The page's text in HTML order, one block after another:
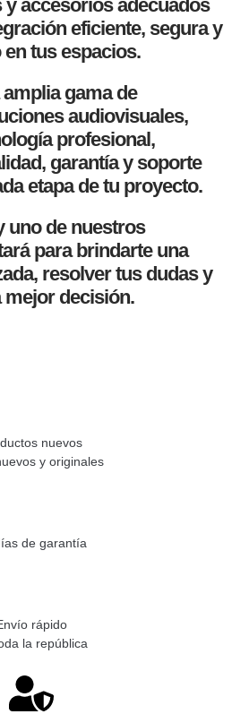
accesorios adecuados
eficiente, segura y
tus espacios.
gama de
audiovisuales,
profesional,
garantía y soporte
etapa de tu proyecto.
uno de nuestros
para brindarte una
resolver tus dudas y
mejor decisión.
nuevos
y originales
de garantía
rápido
la república